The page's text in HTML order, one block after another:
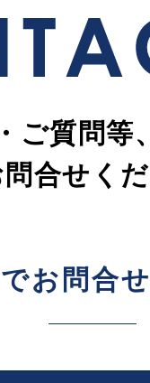
ご質問等
問合せく
お問合